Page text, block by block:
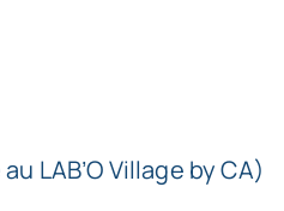
LAB’O Village by CA)